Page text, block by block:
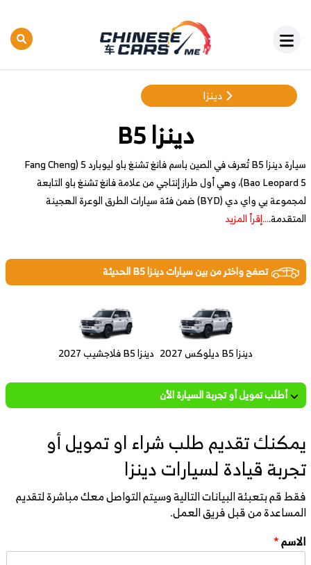
دينزا
دينزا B5
سيارة دينزا B5 تُعرف في الصين باسم فانغ تشنغ باو ليوبارد 5 (Fang Cheng
Bao Leopard 5)، وهي أول طراز إنتاجي من علامة فانغ تشنغ باو التابعة
لمجموعة بي واي دي (BYD) ضمن فئة سيارات الطرق الوعرة الهجينة
المتقدمة....إقرأ المزيد
تصفح واختر من بين سيارات دينزا B5 الحديثة
دينزا B5 ديلوكس 2027 دينزا B5 فلاجشيب 2027
أطلب تمويل أو تجربة السيارة الأن
يمكنك تقديم طلب شراء او تمويل أو
تجربة قيادة لسيارات دينزا
فقط قم بتعبئة البيانات التالية وسيتم التواصل معك مباشرة لتقديم
المساعدة من قبل فريق العمل.
الاسم*